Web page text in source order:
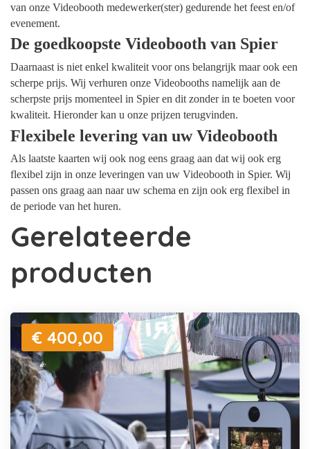
van onze Videobooth medewerker(ster) gedurende het feest en/of
evenement.
De goedkoopste Videobooth van Spier
Daarnaast is niet enkel kwaliteit voor ons belangrijk maar ook een
scherpe prijs. Wij verhuren onze Videobooths namelijk aan de
scherpste prijs momenteel in Spier en dit zonder in te boeten voor
kwaliteit. Hieronder kan u onze prijzen terugvinden.
Flexibele levering van uw Videobooth
Als laatste kaarten wij ook nog eens graag aan dat wij ook erg
flexibel zijn in onze leveringen van uw Videobooth in Spier. Wij
passen ons graag aan naar uw schema en zijn ook erg flexibel in
de periode van het huren.
Gerelateerde
producten
€ 400,00